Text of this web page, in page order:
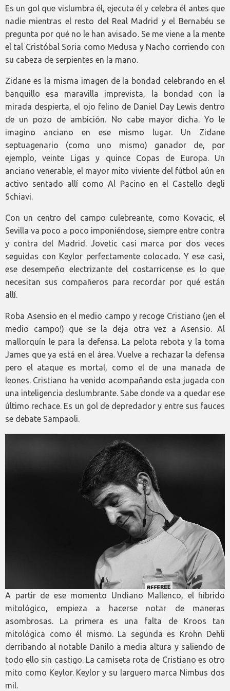
Es un gol que vislumbra él, ejecuta él y celebra él antes que
nadie mientras el resto del Real Madrid y el Bernabéu se
pregunta por qué no le han avisado. Se me viene a la mente
el tal Cristóbal Soria como Medusa y Nacho corriendo con
su cabeza de serpientes en la mano.
Zidane es la misma imagen de la bondad celebrando en el
banquillo esa maravilla imprevista, la bondad con la
mirada despierta, el ojo felino de Daniel Day Lewis dentro
de un pozo de ambición. No cabe mayor dicha. Yo le
imagino anciano en ese mismo lugar. Un Zidane
septuagenario (como uno mismo) ganador de, por
ejemplo, veinte Ligas y quince Copas de Europa. Un
anciano venerable, el mayor mito viviente del fútbol aún en
activo sentado allí como Al Pacino en el Castello degli
Schiavi.
Con un centro del campo culebreante, como Kovacic, el
Sevilla va poco a poco imponiéndose, siempre entre contra
y contra del Madrid. Jovetic casi marca por dos veces
seguidas con Keylor perfectamente colocado. Y ese casi,
ese desempeño electrizante del costarricense es lo que
necesitan sus compañeros para recordar por qué están
allí.
Roba Asensio en el medio campo y recoge Cristiano (¡en el
medio campo!) que se la deja otra vez a Asensio. Al
mallorquín le para la defensa. La pelota rebota y la toma
James que ya está en el área. Vuelve a rechazar la defensa
pero el ataque es mortal, como el de una manada de
leones. Cristiano ha venido acompañando esta jugada con
una inteligencia deslumbrante. Sabe donde va a quedar ese
último rechace. Es un gol de depredador y entre sus fauces
se debate Sampaoli.
A partir de ese momento Undiano Mallenco, el híbrido
mitológico, empieza a hacerse notar de maneras
asombrosas. La primera es una falta de Kroos tan
mitológica como él mismo. La segunda es Krohn Dehli
derribando al notable Danilo a media altura y saliendo de
todo ello sin castigo. La camiseta rota de Cristiano es otro
mito como Keylor. Keylor y su larguero marca Nimbus dos
mil.